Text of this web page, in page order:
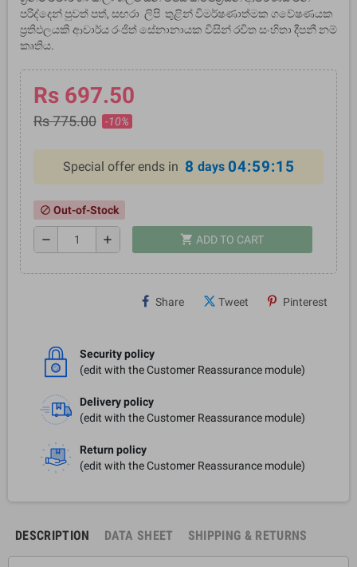
පරිද්දෙන් පුවත් පත්, සඟරා ලිපි තුළින් විමර්ෂණාත්මක ගවේෂණයක
ප්‍රතිඵලයකි ආචාර්ය රංජිත් සේනානායක විසින් රචිත සංහිතා දීපනී නම්
කෘතිය.
Rs 697.50
Rs 775.00 -10%
Special offer ends in 8 days 04:59:14
block Out-of-Stock
remove add shopping_cart ADD TO CART
Share Tweet Pinterest
Security policy
(edit with the Customer Reassurance module)
Delivery policy
(edit with the Customer Reassurance module)
Return policy
(edit with the Customer Reassurance module)
DESCRIPTION DATA SHEET SHIPPING & RETURNS